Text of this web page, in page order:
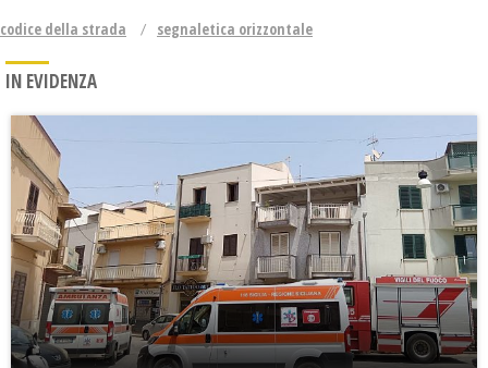
codice della strada segnaletica orizzontale
IN EVIDENZA